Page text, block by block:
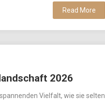
Read More
2026
Vielfalt, wie sie selten